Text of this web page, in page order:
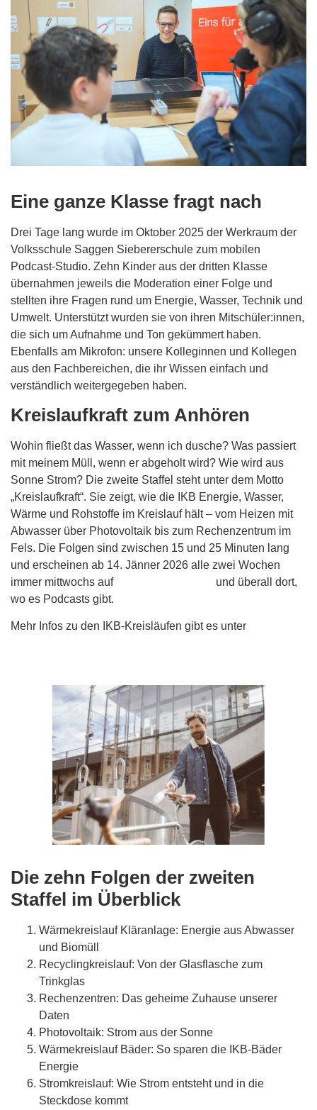
Eine ganze Klasse fragt nach
Drei Tage lang wurde im Oktober 2025 der Werkraum der
Volksschule Saggen Siebererschule zum mobilen
Podcast-Studio. Zehn Kinder aus der dritten Klasse
übernahmen jeweils die Moderation einer Folge und
stellten ihre Fragen rund um Energie, Wasser, Technik und
Umwelt. Unterstützt wurden sie von ihren Mitschüler:innen,
die sich um Aufnahme und Ton gekümmert haben.
Ebenfalls am Mikrofon: unsere Kolleginnen und Kollegen
aus den Fachbereichen, die ihr Wissen einfach und
verständlich weitergegeben haben.
Kreislaufkraft zum Anhören
Wohin fließt das Wasser, wenn ich dusche? Was passiert
mit meinem Müll, wenn er abgeholt wird? Wie wird aus
Sonne Strom? Die zweite Staffel steht unter dem Motto
„Kreislaufkraft“. Sie zeigt, wie die IKB Energie, Wasser,
Wärme und Rohstoffe im Kreislauf hält – vom Heizen mit
Abwasser über Photovoltaik bis zum Rechenzentrum im
Fels. Die Folgen sind zwischen 15 und 25 Minuten lang
und erscheinen ab 14. Jänner 2026 alle zwei Wochen
immer mittwochs auf
und überall dort,
wo es Podcasts gibt.
Mehr Infos zu den IKB-Kreisläufen gibt es unter
Die zehn Folgen der zweiten
Staffel im Überblick
Wärmekreislauf Kläranlage: Energie aus Abwasser
und Biomüll
Recyclingkreislauf: Von der Glasflasche zum
Trinkglas
Rechenzentren: Das geheime Zuhause unserer
Daten
Photovoltaik: Strom aus der Sonne
Wärmekreislauf Bäder: So sparen die IKB-Bäder
Energie
Stromkreislauf: Wie Strom entsteht und in die
Steckdose kommt